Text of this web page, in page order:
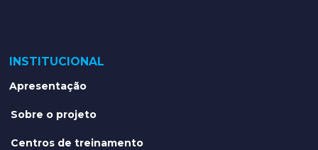
INSTITUCIONAL
Apresentação
Sobre o projeto
Centros de treinamento